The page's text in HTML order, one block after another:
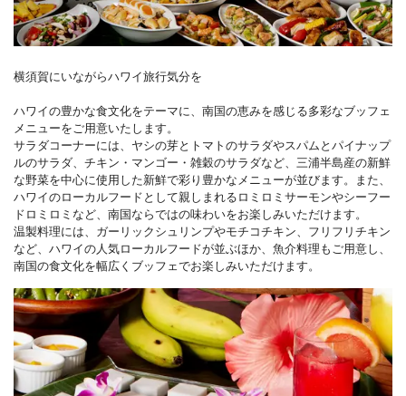
横須賀にいながらハワイ旅行気分を
ハワイの豊かな食文化をテーマに、南国の恵みを感じる多彩なブッフェ
メニューをご用意いたします。
サラダコーナーには、ヤシの芽とトマトのサラダやスパムとパイナップ
ルのサラダ、チキン・マンゴー・雑穀のサラダなど、三浦半島産の新鮮
な野菜を中心に使用した新鮮で彩り豊かなメニューが並びます。また、
ハワイのローカルフードとして親しまれるロミロミサーモンやシーフー
ドロミロミなど、南国ならではの味わいをお楽しみいただけます。
温製料理には、ガーリックシュリンプやモチコチキン、フリフリチキン
など、ハワイの人気ローカルフードが並ぶほか、魚介料理もご用意し、
南国の食文化を幅広くブッフェでお楽しみいただけます。